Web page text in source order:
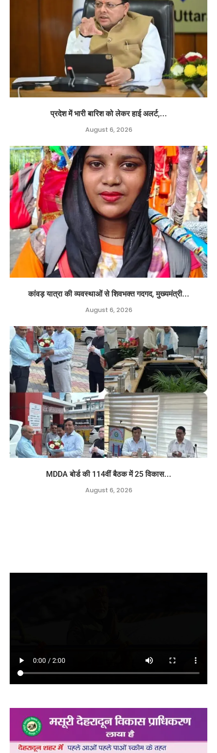
प्रदेश में भारी बारिश को लेकर हाई अलर्ट,...
August 6, 2026
कांवड़ यात्रा की व्यवस्थाओं से शिवभक्त गदगद, मुख्यमंत्री...
August 6, 2026
MDDA बोर्ड की 114वीं बैठक में 25 विकास...
August 6, 2026